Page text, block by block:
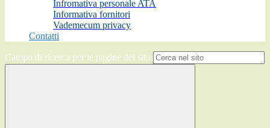
Infromativa personale ATA
Informativa fornitori
Vademecum privacy
Contatti
Campo di ricerca per le pagine del sito